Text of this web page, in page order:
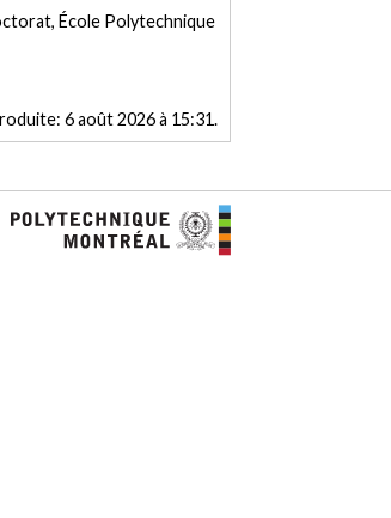
École Polytechnique
6 août 2026 à 15:31.